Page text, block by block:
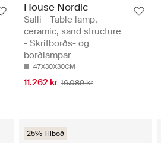
House Nordic
Salli - Table lamp,
ceramic, sand structure
- Skrifborðs- og
borðlampar
47X30X30CM
11.262 kr 16.089 kr
25% Tilboð